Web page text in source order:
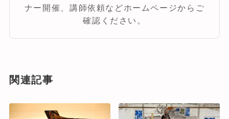
ナー開催、講師依頼などホームページからご
確認ください。
関連記事